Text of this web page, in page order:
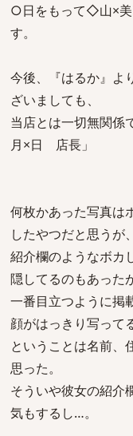
○日をもって◇山×美
す。
今後、『はるか』よ
ざいましても、
当店とは一切無関係
月×日 店長」
何枚かあった写真は
したやつだと思うが、
紹介欄のようなボカ
隠してるのもあったが
一番目立つように掲
顔がはっきり写ってる
ということは名前、
思った。
そういや彼女の紹介
気もするし…。